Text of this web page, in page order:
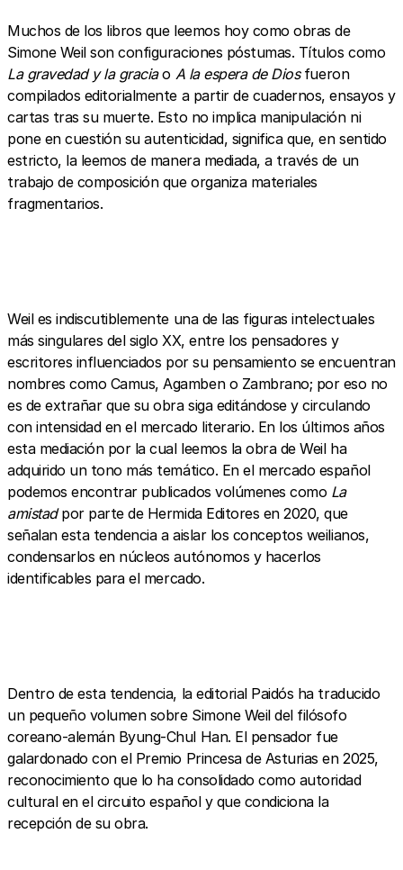
Muchos de los libros que leemos hoy como obras de
Simone Weil son configuraciones póstumas. Títulos como
La gravedad y la graciao A la espera de Diosfueron
compilados editorialmente a partir de cuadernos, ensayos y
cartas tras su muerte. Esto no implica manipulación ni
pone en cuestión su autenticidad, significa que, en sentido
estricto, la leemos de manera mediada, a través de un
trabajo de composición que organiza materiales
fragmentarios.
Weil es indiscutiblemente una de las figuras intelectuales
más singulares del siglo XX, entre los pensadores y
escritores influenciados por su pensamiento se encuentran
nombres como Camus, Agamben o Zambrano; por eso no
es de extrañar que su obra siga editándose y circulando
con intensidad en el mercado literario. En los últimos años
esta mediación por la cual leemos la obra de Weil ha
adquirido un tono más temático. En el mercado español
podemos encontrar publicados volúmenes como La
amistadpor parte de Hermida Editores en 2020, que
señalan esta tendencia a aislar los conceptos weilianos,
condensarlos en núcleos autónomos y hacerlos
identificables para el mercado.
Dentro de esta tendencia, la editorial Paidós ha traducido
un pequeño volumen sobre Simone Weil del filósofo
coreano-alemán Byung-Chul Han. El pensador fue
galardonado con el Premio Princesa de Asturias en 2025,
reconocimiento que lo ha consolidado como autoridad
cultural en el circuito español y que condiciona la
recepción de su obra.